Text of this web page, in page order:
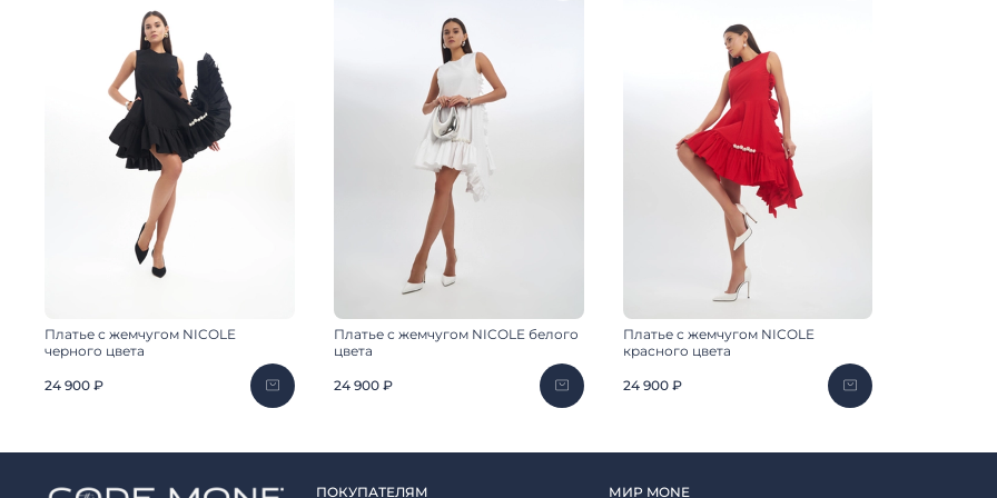
Платье с жемчугом NICOLE
черного цвета
24 900 ₽
Платье с жемчугом NICOLE белого
цвета
24 900 ₽
Платье с жемчугом NICOLE
красного цвета
24 900 ₽
ПОКУПАТЕЛЯМ МИР MONE